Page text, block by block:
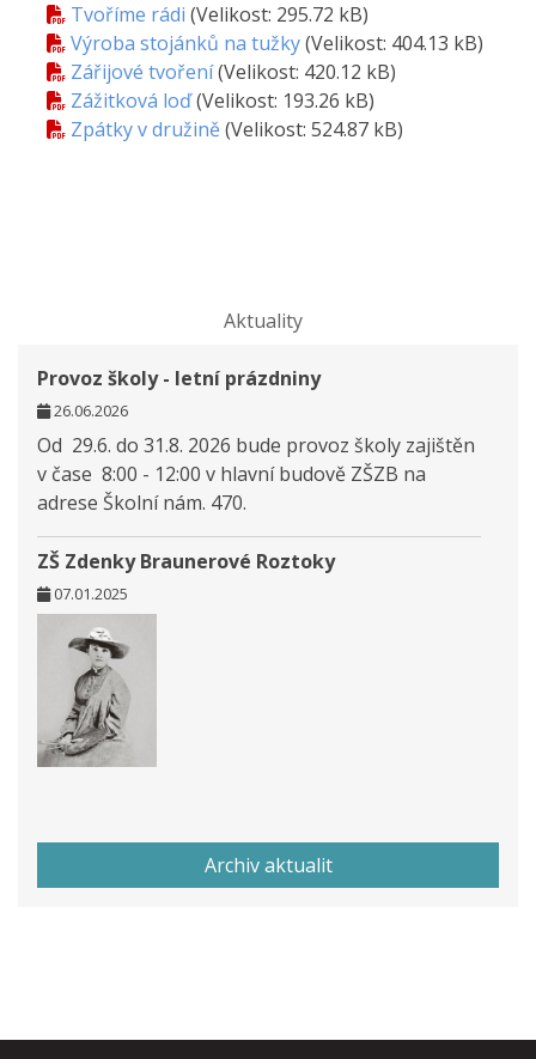
Tvoříme rádi (Velikost: 295.72 kB)
Výroba stojánků na tužky(Velikost: 404.13 kB)
Zářijové tvoření(Velikost: 420.12 kB)
Zážitková loď(Velikost: 193.26 kB)
Zpátky v družině(Velikost: 524.87 kB)
Aktuality
Provoz školy - letní prázdniny
26.06.2026
Od 29.6. do 31.8. 2026 bude provoz školy zajištěn
v čase 8:00 - 12:00 v hlavní budově ZŠZB na
adrese Školní nám. 470.
ZŠ Zdenky Braunerové Roztoky
07.01.2025
Archiv aktualit